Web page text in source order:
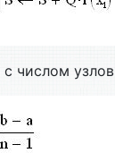
числом узлов